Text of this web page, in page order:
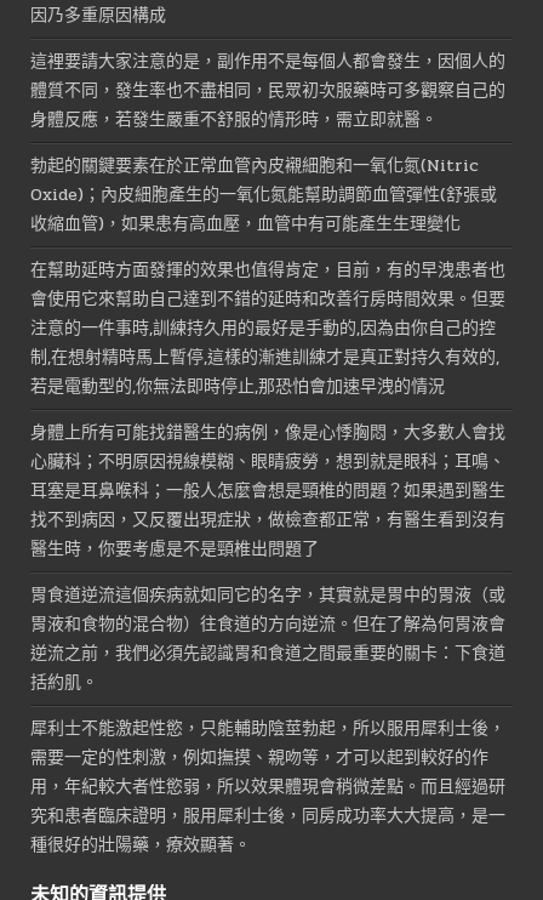
因乃多重原因構成
這裡要請大家注意的是，副作用不是每個人都會發生，因個人的
體質不同，發生率也不盡相同，民眾初次服藥時可多觀察自己的
身體反應，若發生嚴重不舒服的情形時，需立即就醫。
勃起的關鍵要素在於正常血管內皮襯細胞和一氧化氮(Nitric
Oxide)；內皮細胞產生的一氧化氮能幫助調節血管彈性(舒張或
收縮血管)，如果患有高血壓，血管中有可能產生生理變化
在幫助延時方面發揮的效果也值得肯定，目前，有的早洩患者也
會使用它來幫助自己達到不錯的延時和改善行房時間效果。但要
注意的一件事時,訓練持久用的最好是手動的,因為由你自己的控
制,在想射精時馬上暫停,這樣的漸進訓練才是真正對持久有效的,
若是電動型的,你無法即時停止,那恐怕會加速早洩的情況
身體上所有可能找錯醫生的病例，像是心悸胸悶，大多數人會找
心臟科；不明原因視線模糊、眼睛疲勞，想到就是眼科；耳鳴、
耳塞是耳鼻喉科；一般人怎麼會想是頸椎的問題？如果遇到醫生
找不到病因，又反覆出現症狀，做檢查都正常，有醫生看到沒有
醫生時，你要考慮是不是頸椎出問題了
胃食道逆流這個疾病就如同它的名字，其實就是胃中的胃液（或
胃液和食物的混合物）往食道的方向逆流。但在了解為何胃液會
逆流之前，我們必須先認識胃和食道之間最重要的關卡：下食道
括約肌。
犀利士不能激起性慾，只能輔助陰莖勃起，所以服用犀利士後，
需要一定的性刺激，例如撫摸、親吻等，才可以起到較好的作
用，年紀較大者性慾弱，所以效果體現會稍微差點。而且經過研
究和患者臨床證明，服用犀利士後，同房成功率大大提高，是一
種很好的壯陽藥，療效顯著。
未知的資訊提供